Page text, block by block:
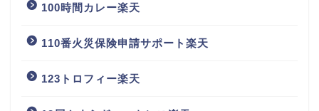
100時間カレー楽天
110番火災保険申請サポート楽天
123トロフィー楽天